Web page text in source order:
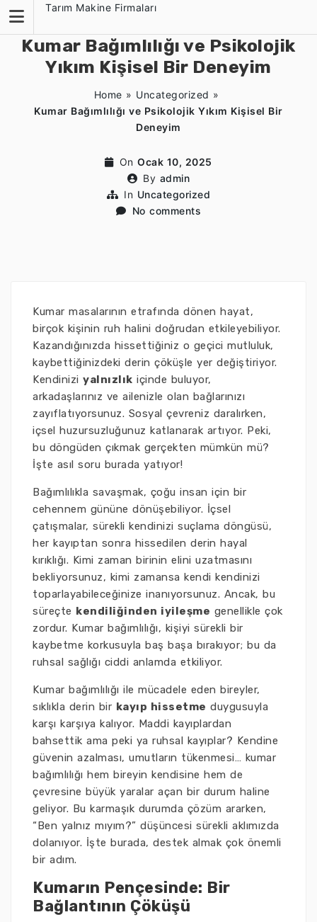
content
Tarım Makine Firmaları
Kumar Bağımlılığı ve Psikolojik
Yıkım Kişisel Bir Deneyim
Home » Uncategorized »
Kumar Bağımlılığı ve Psikolojik Yıkım Kişisel Bir
Deneyim
On Ocak 10, 2025
By admin
In Uncategorized
No comments
Kumar masalarının etrafında dönen hayat,
birçok kişinin ruh halini doğrudan etkileyebiliyor.
Kazandığınızda hissettiğiniz o geçici mutluluk,
kaybettiğinizdeki derin çöküşle yer değiştiriyor.
Kendinizi yalnızlık içinde buluyor,
arkadaşlarınız ve ailenizle olan bağlarınızı
zayıflatıyorsunuz. Sosyal çevreniz daralırken,
içsel huzursuzluğunuz katlanarak artıyor. Peki,
bu döngüden çıkmak gerçekten mümkün mü?
İşte asıl soru burada yatıyor!
Bağımlılıkla savaşmak, çoğu insan için bir
cehennem gününe dönüşebiliyor. İçsel
çatışmalar, sürekli kendinizi suçlama döngüsü,
her kayıptan sonra hissedilen derin hayal
kırıklığı. Kimi zaman birinin elini uzatmasını
bekliyorsunuz, kimi zamansa kendi kendinizi
toparlayabileceğinize inanıyorsunuz. Ancak, bu
süreçte kendiliğinden iyileşme genellikle çok
zordur. Kumar bağımlılığı, kişiyi sürekli bir
kaybetme korkusuyla baş başa bırakıyor; bu da
ruhsal sağlığı ciddi anlamda etkiliyor.
Kumar bağımlılığı ile mücadele eden bireyler,
sıklıkla derin bir kayıp hissetme duygusuyla
karşı karşıya kalıyor. Maddi kayıplardan
bahsettik ama peki ya ruhsal kayıplar? Kendine
güvenin azalması, umutların tükenmesi… kumar
bağımlılığı hem bireyin kendisine hem de
çevresine büyük yaralar açan bir durum haline
geliyor. Bu karmaşık durumda çözüm ararken,
“Ben yalnız mıyım?” düşüncesi sürekli aklımızda
dolanıyor. İşte burada, destek almak çok önemli
bir adım.
Kumarın Pençesinde: Bir
Bağlantının Çöküşü